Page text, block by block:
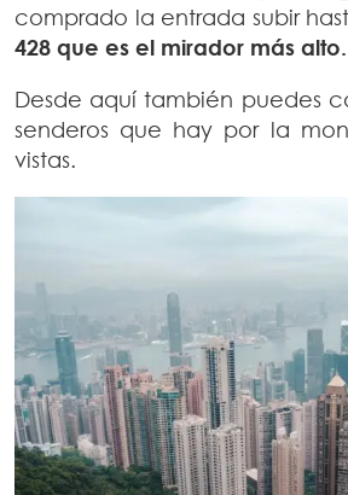
comprado la entrada subir
428 que es el mirador más alto.
Desde aquí también puedes
senderos que hay por la
vistas.